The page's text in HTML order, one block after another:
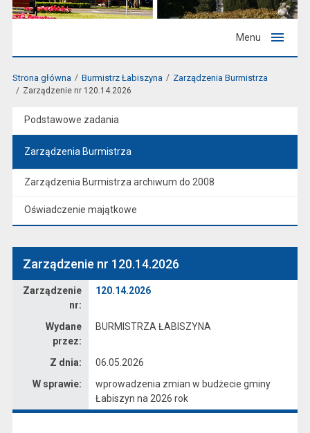
Menu
Strona główna Burmistrz Łabiszyna Zarządzenia Burmistrza
Zarządzenie nr 120.14.2026
Podstawowe zadania
Zarządzenia Burmistrza
Zarządzenia Burmistrza archiwum do 2008
Oświadczenie majątkowe
Zarządzenie nr 120.14.2026
Zarządzenie
nr:
120.14.2026
Wydane
przez:
BURMISTRZA ŁABISZYNA
Z dnia:
06.05.2026
W sprawie:
wprowadzenia zmian w budżecie gminy
Łabiszyn na 2026 rok